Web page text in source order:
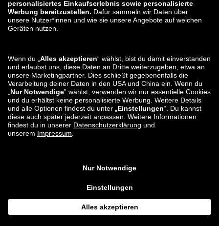
zalando-lounge.ro zalando-lounge.hr
zalando-lounge.lu zalando-lounge.ee
zalando-lounge.lv zalando-lounge.no
Sie finden uns
auch bei
unverbindlichen Preisempfehlung